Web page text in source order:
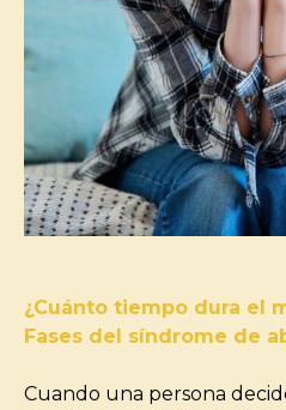
¿Cuánto tiempo dura el
Fases del síndrome de
Cuando una persona